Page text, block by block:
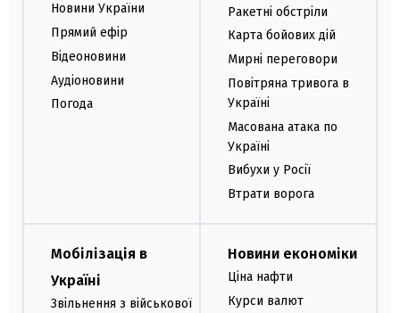
Новини України
Прямий ефір
Відеоновини
Аудіоновини
Погода
Ракетні обстріли
Карта бойових дій
Мирні переговори
Повітряна тривога в
Україні
Масована атака по
Україні
Вибухи у Росії
Втрати ворога
Мобілізація в
Україні
Звільнення з військової
Новини економіки
Ціна нафти
Курси валют